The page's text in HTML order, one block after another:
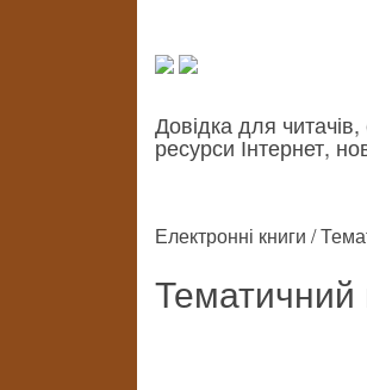
Довідка для
ресурси Інтернет,
Електронні книги /
Тематичний